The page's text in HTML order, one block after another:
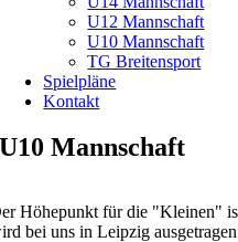
U12 Mannschaft
U10 Mannschaft
TG Breitensport
Spielpläne
Kontakt
U10 Mannschaft
Höhepunkt für die "Kleinen"
bei uns in Leipzig